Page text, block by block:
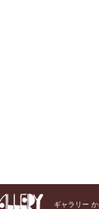
ギャラリー